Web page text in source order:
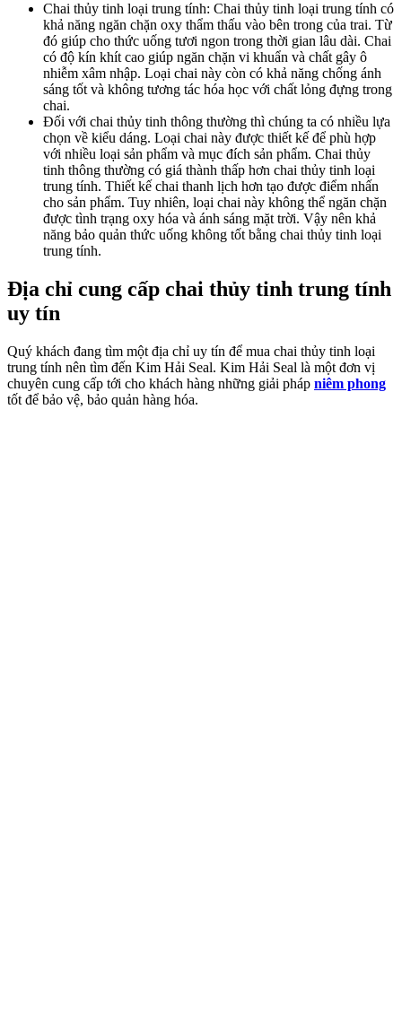
Chai thủy tinh loại trung tính: Chai thủy tinh loại trung tính có
khả năng ngăn chặn oxy thẩm thấu vào bên trong của trai. Từ
đó giúp cho thức uống tươi ngon trong thời gian lâu dài. Chai
có độ kín khít cao giúp ngăn chặn vi khuẩn và chất gây ô
nhiễm xâm nhập. Loại chai này còn có khả năng chống ánh
sáng tốt và không tương tác hóa học với chất lỏng đựng trong
chai.
Đối với chai thủy tinh thông thường thì chúng ta có nhiều lựa
chọn về kiểu dáng. Loại chai này được thiết kế để phù hợp
với nhiều loại sản phẩm và mục đích sản phẩm. Chai thủy
tinh thông thường có giá thành thấp hơn chai thủy tinh loại
trung tính. Thiết kế chai thanh lịch hơn tạo được điểm nhấn
cho sản phẩm. Tuy nhiên, loại chai này không thể ngăn chặn
được tình trạng oxy hóa và ánh sáng mặt trời. Vậy nên khả
năng bảo quản thức uống không tốt bằng chai thủy tinh loại
trung tính.
Địa chỉ cung cấp chai thủy tinh trung tính
uy tín
Quý khách đang tìm một địa chỉ uy tín để mua chai thủy tinh loại
trung tính nên tìm đến Kim Hải Seal. Kim Hải Seal là một đơn vị
chuyên cung cấp tới cho khách hàng những giải pháp niêm phong
tốt để bảo vệ, bảo quản hàng hóa.